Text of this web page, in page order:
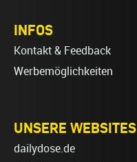
INFOS
Kontakt & Feedback
Werbemöglichkeiten
UNSERE WEBSITES
dailydose.de